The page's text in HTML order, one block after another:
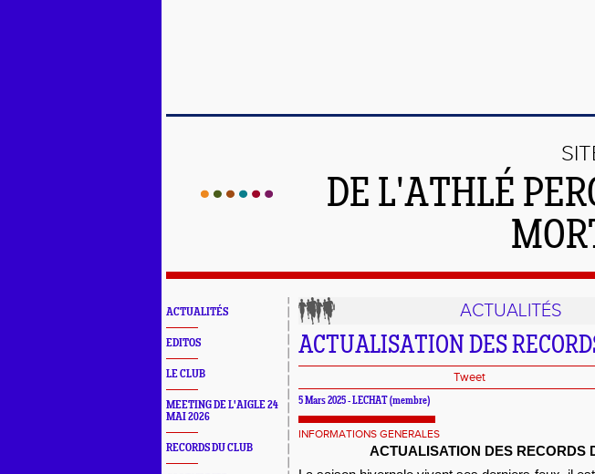
DE L'ATHLÉ
ACTUALITÉS
EDITOS
LE CLUB
MEETING DE L'AIGLE 24
MAI 2026
RECORDS DU CLUB
ACTUALITÉS
ACTUALISATION DES
Tweet
5 Mars 2025 - LECHAT (membre)
INFORMATIONS GENERALES
ACTUALISATION DES RECORDS